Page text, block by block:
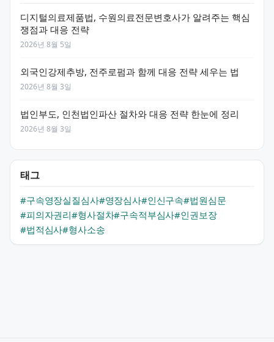
디지털의료제품법, 수원의료전문변호사가 알려주는 핵심
쟁점과 대응 전략
2026년 8월 5일
외국인강제추방, 전주로펌과 함께 대응 전략 세우는 법
2026년 8월 3일
법인부도, 인천법인파산 절차와 대응 전략 한눈에 정리
2026년 8월 3일
태그
#구속영장실질심사#영장심사#인신구속#법원심문
#피의자권리#형사절차#구속적부심사#인권보장
#법적심사#형사소송